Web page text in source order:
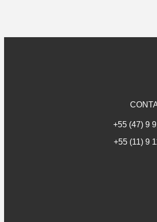
+55 (47) 9
+55 (11) 9